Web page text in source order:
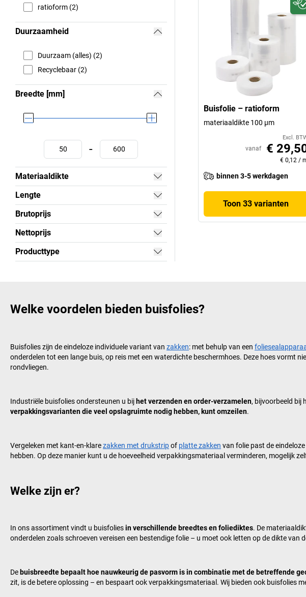
ratioform (2)
Duurzaamheid
Duurzaam (alles) (2)
Recyclebaar (2)
Breedte [mm]
-
Materiaaldikte
Lengte
Brutoprijs
Nettoprijs
Producttype
Buisfolie – ratioform
materiaaldikte 100 µm
Excl.
vanaf €
€ 0,12 /
binnen 3-5 werkdagen
Toon 33 varianten
Welke voordelen bieden buisfolies?
Buisfolies zijn de eindeloze individuele variant van zakken: met behulp van een
onderdelen tot een lange buis, op reis met een waterdichte beschermhoes. Deze hoes vormt
rondvliegen.
Industriële buisfolies ondersteunen u bij het verzenden en order-verzamelen, bijvoorbeeld bij
verpakkingsvarianten die veel opslagruimte nodig hebben, kunt omzeilen.
Vergeleken met kant-en-klarezakken met drukstripof platte zakken van folie past de
hebben. Op deze manier kunt u de hoeveelheid verpakkingsmateriaal verminderen, mogelijk
Welke zijn er?
In ons assortiment vindt u buisfoliesin verschillende breedtes en foliediktes. De
onderdelen zoals schroeven vereisen een bestendige folie – u moet ook letten op de dikte van
De buisbreedte bepaalt hoe nauwkeurig de pasvorm is in combinatie met de betreffende
zit, is de betere oplossing – en bespaart ook verpakkingsmateriaal. Wij bieden ook buisfolies